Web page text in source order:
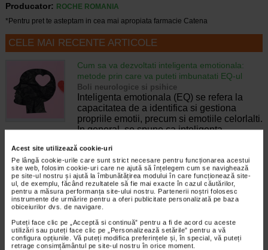
Acest site utilizează cookie-uri
Pe lângă cookie-urile care sunt strict necesare pentru funcționarea acestui
site web, folosim cookie-uri care ne ajută să înțelegem cum se navighează
pe site-ul nostru și ajută la îmbunătățirea modului în care funcționează site-
ul, de exemplu, făcând rezultatele să fie mai exacte în cazul căutărilor,
pentru a măsura performanța site-ului nostru. Partenerii noștri folosesc
instrumente de urmărire pentru a oferi publicitate personalizată pe baza
obiceiurilor dvs. de navigare.
Puteți face clic pe „Acceptă si continuă” pentru a fi de acord cu aceste
utilizări sau puteți face clic pe „Personalizează setările” pentru a vă
configura opțiunile. Vă puteți modifica preferințele și, în special, vă puteți
retrage consimțământul pe site-ul nostru în orice moment.
Producator:
ROCHE ROMANIA
*Pentru pret te asteptam in cea mai apropiata farmacie Catena
CELE MAI RECENTE ARTICOLE
Cum sa va dezvoltati inteligenta emotionala:
metode prin care va puteti imbunatati EQ-ul
Boli neurologice si psihice
Inteligenta emotionala (EQ) se refera la
capacitatea de a identifica si gestiona
propriile emotii, precum si emotiile celorlalti.
In general, se spune ca inteligenta
Timp de citire:4 minute, 39 secunde 6 august 2026
Enurezis: cauze, factori declansatori si solutii
Sistem urinar
Enurezisul este termenul medical pentru
pierderea accidentala de urina, de obicei in
timpul somnului. Este o afectiune frecventa
atat in randul copiilor, cat si al adultilor.
Enurezisul este considerat…